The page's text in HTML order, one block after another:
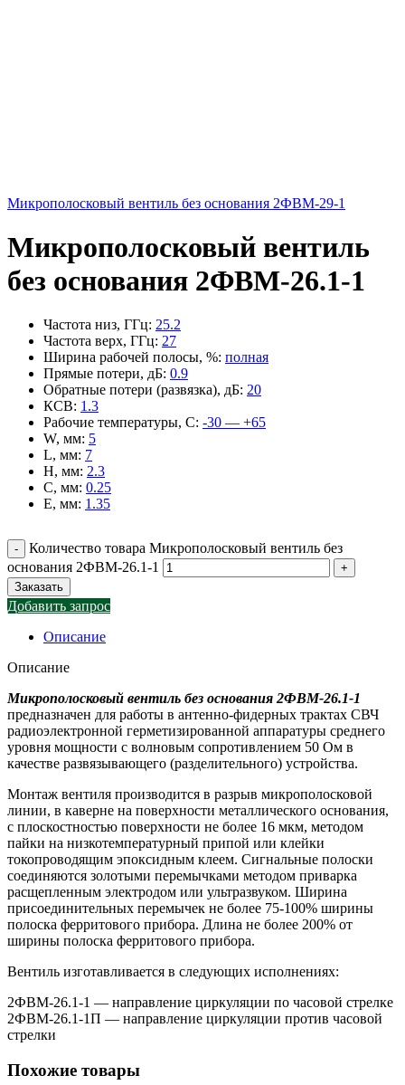
Микрополосковый вентиль без основания 2ФВМ-29-1
Микрополосковый вентиль
без основания 2ФВМ-26.1-1
Частота низ, ГГц: 25.2
Частота верх, ГГц: 27
Ширина рабочей полосы, %: полная
Прямые потери, дБ: 0.9
Обратные потери (развязка), дБ: 20
КСВ: 1.3
Рабочие температуры, С: -30 — +65
W, мм: 5
L, мм: 7
H, мм: 2.3
C, мм: 0.25
E, мм: 1.35
Количество товара Микрополосковый вентиль без
основания 2ФВМ-26.1-1
Заказать
Добавить запрос
Описание
Описание
Микрополосковый вентиль без основания 2ФВМ-26.1-1
предназначен для работы в антенно-фидерных трактах СВЧ
радиоэлектронной герметизированной аппаратуры среднего
уровня мощности с волновым сопротивлением 50 Ом в
качестве развязывающего (разделительного) устройства.
Монтаж вентиля производится в разрыв микрополосковой
линии, в каверне на поверхности металлического основания,
с плоскостностью поверхности не более 16 мкм, методом
пайки на низкотемпературный припой или клейки
токопроводящим эпоксидным клеем. Сигнальные полоски
соединяются золотыми перемычками методом приварка
расщепленным электродом или ультразвуком. Ширина
присоединительных перемычек не более 75-100% ширины
полоска ферритового прибора. Длина не более 200% от
ширины полоска ферритового прибора.
Вентиль изготавливается в следующих исполнениях:
2ФВМ-26.1-1 — направление циркуляции по часовой стрелке
2ФВМ-26.1-1П — направление циркуляции против часовой
стрелки
Похожие товары